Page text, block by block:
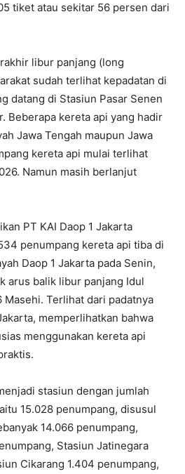
tiket atau sekitar 56 persen dari
libur panjang (long
sudah terlihat kepadatan di
datang di Stasiun Pasar Senen
Beberapa kereta api yang hadir
Jawa Tengah maupun Jawa
kereta api mulai terlihat
Namun masih berlanjut
PT KAI Daop 1 Jakarta
penumpang kereta api tiba di
Daop 1 Jakarta pada Senin,
arus balik libur panjang Idul
Terlihat dari padatnya
memperlihatkan bahwa
menggunakan kereta api
stasiun dengan jumlah
15.028 penumpang, disusul
14.066 penumpang,
Stasiun Jatinegara
Cikarang 1.404 penumpang,